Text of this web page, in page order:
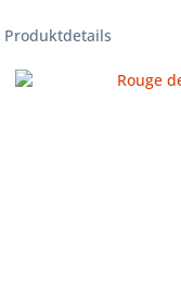
Produktdetails